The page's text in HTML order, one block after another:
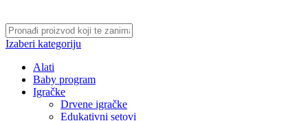
Izaberi kategoriju
Alati
Baby program
Igračke
Drvene igračke
Edukativni setovi